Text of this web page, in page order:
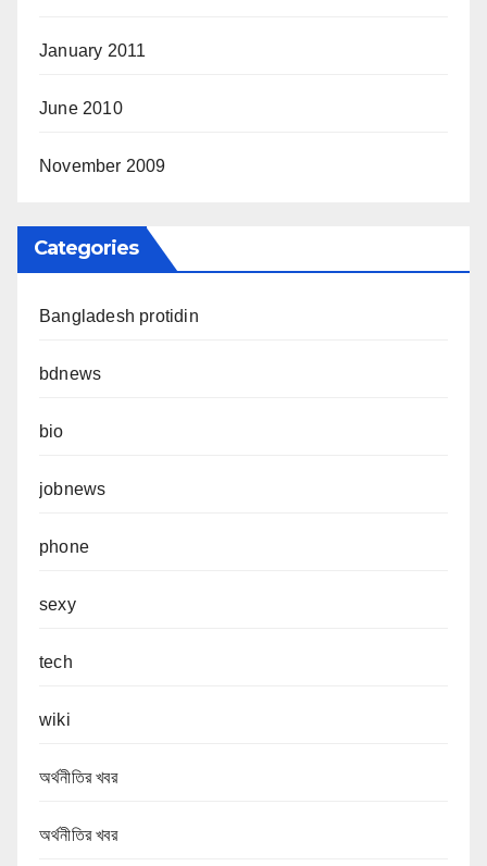
January 2011
June 2010
November 2009
Categories
Bangladesh protidin
bdnews
bio
jobnews
phone
sexy
tech
wiki
অর্থনীতির খবর
অর্থনীতির খবর